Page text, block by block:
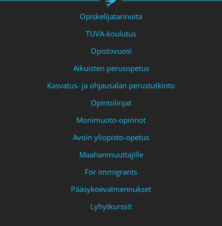
Opiskelijatarinoita
TUVA-koulutus
Opistovuosi
Aikuisten perusopetus
Kasvatus- ja ohjausalan perustutkinto
Opintolinjat
Monimuoto-opinnot
Avoin yliopisto-opetus
Maahanmuuttajille
For immigrants
Pääsykoevalmennukset
Lyhytkurssit